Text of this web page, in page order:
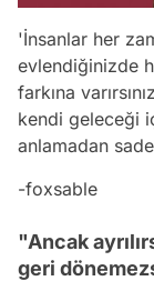
'İnsanlar her
evlendiğinizde
farkına
kendi geleceği
anlamadan
-foxsable
"Ancak
geri